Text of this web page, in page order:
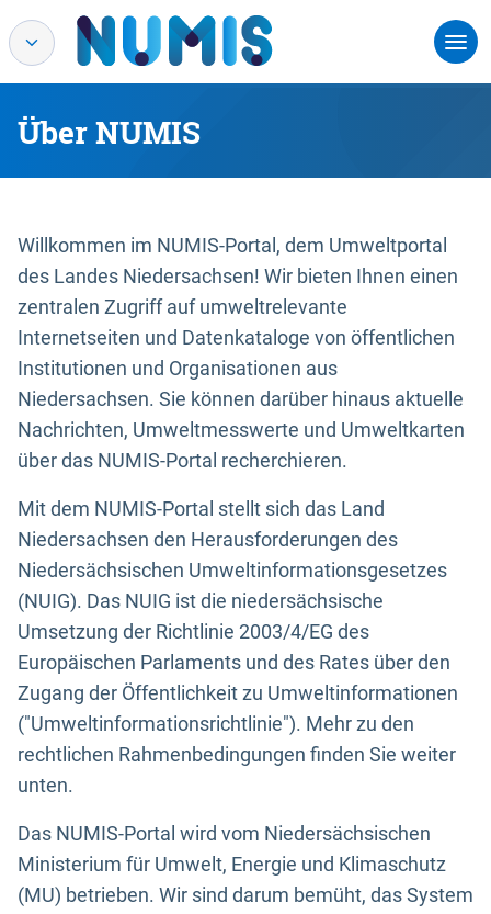
Über NUMIS
Willkommen im NUMIS-Portal, dem Umweltportal
des Landes Niedersachsen! Wir bieten Ihnen einen
zentralen Zugriff auf umweltrelevante
Internetseiten und Datenkataloge von öffentlichen
Institutionen und Organisationen aus
Niedersachsen. Sie können darüber hinaus aktuelle
Nachrichten, Umweltmesswerte und Umweltkarten
über das NUMIS-Portal recherchieren.
Mit dem NUMIS-Portal stellt sich das Land
Niedersachsen den Herausforderungen des
Niedersächsischen Umweltinformationsgesetzes
(NUIG). Das NUIG ist die niedersächsische
Umsetzung der Richtlinie 2003/4/EG des
Europäischen Parlaments und des Rates über den
Zugang der Öffentlichkeit zu Umweltinformationen
("Umweltinformationsrichtlinie"). Mehr zu den
rechtlichen Rahmenbedingungen finden Sie weiter
unten.
Das NUMIS-Portal wird vom Niedersächsischen
Ministerium für Umwelt, Energie und Klimaschutz
(MU) betrieben. Wir sind darum bemüht, das System